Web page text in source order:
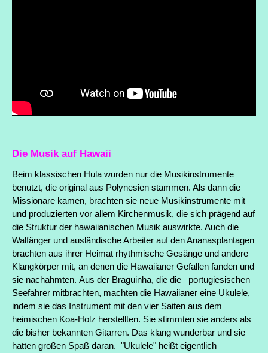
Die Musik auf Hawaii
Beim klassischen Hula wurden nur die Musikinstrumente
benutzt, die original aus Polynesien stammen. Als dann die
Missionare kamen, brachten sie neue Musikinstrumente mit
und produzierten vor allem Kirchenmusik, die sich prägend auf
die Struktur der hawaiianischen Musik auswirkte. Auch die
Walfänger und ausländische Arbeiter auf den Ananasplantagen
brachten aus ihrer Heimat rhythmische Gesänge und andere
Klangkörper mit, an denen die Hawaiianer Gefallen fanden und
sie nachahmten. Aus der Braguinha, die die portugiesischen
Seefahrer mitbrachten, machten die Hawaiianer eine Ukulele,
indem sie das Instrument mit den vier Saiten aus dem
heimischen Koa-Holz herstellten. Sie stimmten sie anders als
die bisher bekannten Gitarren. Das klang wunderbar und sie
hatten großen Spaß daran. "Ukulele" heißt eigentlich